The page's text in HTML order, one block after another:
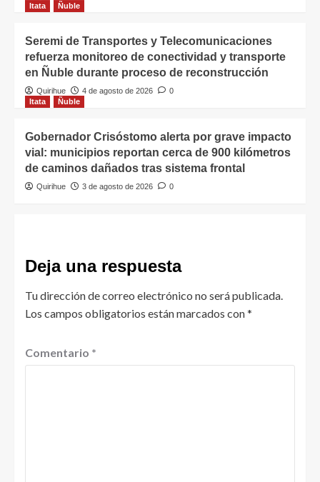
Itata
Ñuble
Seremi de Transportes y Telecomunicaciones
refuerza monitoreo de conectividad y transporte
en Ñuble durante proceso de reconstrucción
Quirihue 4 de agosto de 2026
0
Itata
Ñuble
Gobernador Crisóstomo alerta por grave impacto
vial: municipios reportan cerca de 900 kilómetros
de caminos dañados tras sistema frontal
Quirihue 3 de agosto de 2026 0
Deja una respuesta
Tu dirección de correo electrónico no será publicada.
Los campos obligatorios están marcados con*
Comentario *